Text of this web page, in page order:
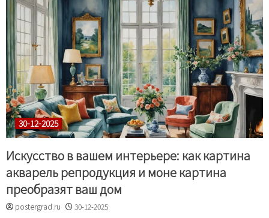
30-12-2025
Искусство в вашем интерьере: как картина
акварель репродукция и моне картина
преобразят ваш дом
postergrad.ru 30-12-2025